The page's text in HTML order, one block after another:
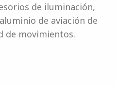
de iluminación,
de aviación de
de movimientos.